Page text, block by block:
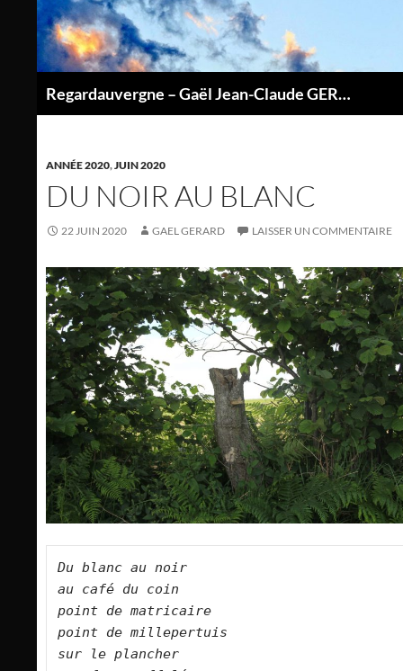
contenu
Regardauvergne – Gaël Jean-Claude GERARD
ANNÉE 2020,JUIN 2020
DU NOIR AU BLANC
22 JUIN 2020 GAEL GERARD LAISSER UN COMMENTAIRE
Du blanc au noir
au café du coin
point de matricaire
point de millepertuis
sur le plancher